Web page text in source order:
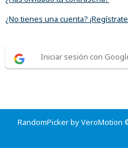
¿No tienes una cuenta?
Iniciar sesión con
RandomPicker by VeroMotion